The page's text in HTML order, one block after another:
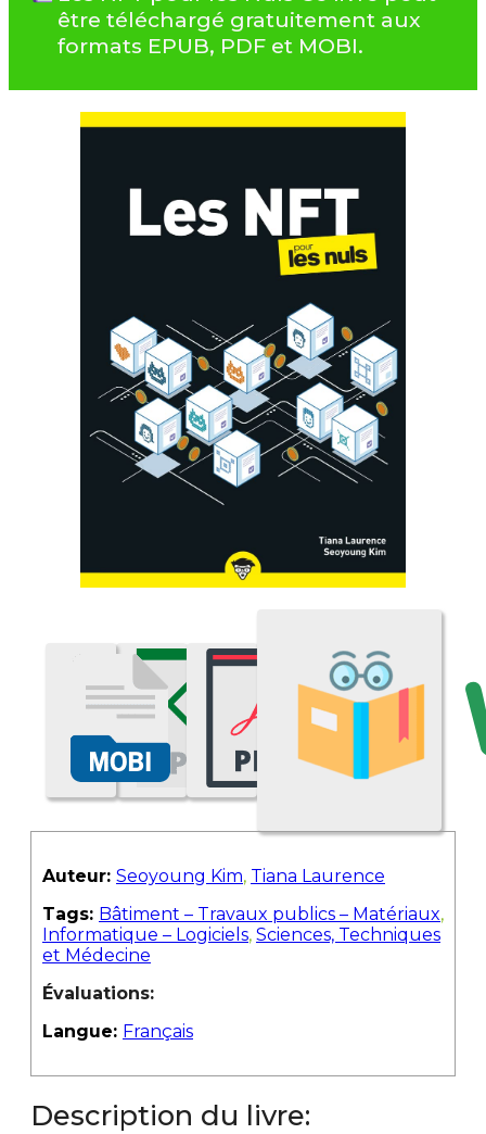
être téléchargé gratuitement aux
formats EPUB, PDF et MOBI.
Auteur: Seoyoung Kim, Tiana Laurence
Tags: Bâtiment – Travaux publics – Matériaux,
Informatique – Logiciels, Sciences, Techniques
et Médecine
Évaluations:
Langue: Français
Description du livre: